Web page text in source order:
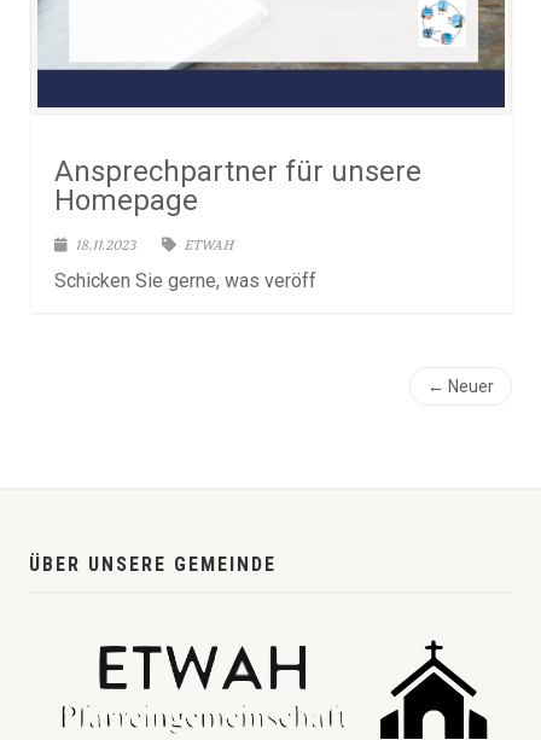
Ansprechpartner für unsere
Homepage
18.11.2023 ETWAH
Schicken Sie gerne, was veröff
← Neuer
ÜBER UNSERE GEMEINDE